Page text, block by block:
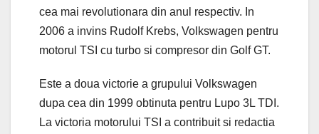
cea mai revolutionara din anul respectiv. In
2006 a invins Rudolf Krebs, Volkswagen pentru
motorul TSI cu turbo si compresor din Golf GT.
Este a doua victorie a grupului Volkswagen
dupa cea din 1999 obtinuta pentru Lupo 3L TDI.
La victoria motorului TSI a contribuit si redactia